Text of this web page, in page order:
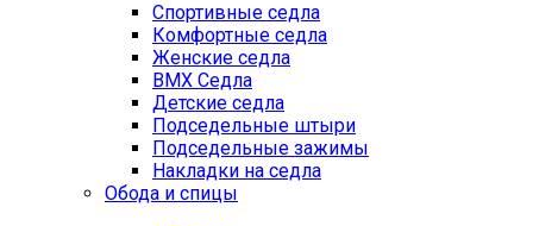
Спортивные седла
Комфортные седла
Женские седла
BMX Седла
Детские седла
Подседельные штыри
Подседельные зажимы
Накладки на седла
Обода и спицы